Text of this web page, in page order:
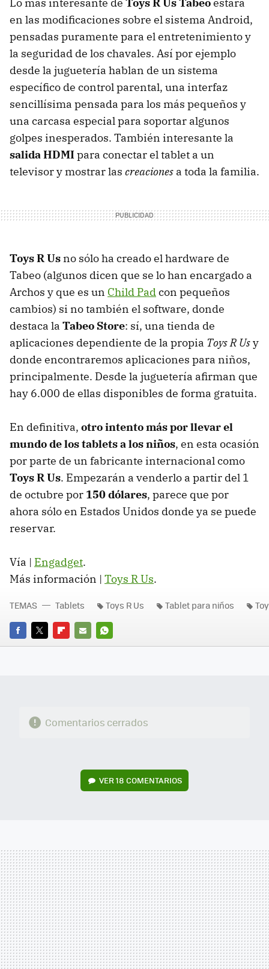
en las modificaciones sobre el sistema Android,
pensadas puramente para el entretenimiento y
la seguridad de los chavales. Así por ejemplo
desde la juguetería hablan de un sistema
específico de control parental, una interfaz
sencillísima pensada para los más pequeños y
una carcasa especial para soportar algunos
golpes inesperados. También interesante la
salidaHDMIpara conectar el tablet a un
televisor y mostrar las creaciones a toda la familia.
Toys R Us no sólo ha creado el hardware de
Tabeo (algunos dicen que se lo han encargado a
Archos y que es un Child Padcon pequeños
cambios) si no también el software, donde
destaca la Tabeo Store: sí, una tienda de
aplicaciones dependiente de la propia Toys R Usy
donde encontraremos aplicaciones para niños,
principalmente. Desde la juguetería afirman que
hay 6.000 de ellas disponibles de forma gratuita.
En definitiva, otro intento más por llevar el
mundo de los tablets a los niños, en esta ocasión
por parte de un fabricante internacional como
Toys R Us. Empezarán a venderlo a partir del 1
de octubre por 150 dólares, parece que por
ahora sólo en Estados Unidos donde ya se puede
reservar.
Vía | Engadget.
Más información | Toys R Us.
FACEBOOK
TWITTERFLIPBOARD
E-
WHATSAPP
TEMAS Tablets Toys R Us Tablet para niños
Comentarios cerrados
VER18 COMENTARIOS